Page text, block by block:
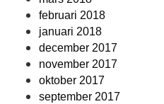
februari 2018
januari 2018
december 2017
november 2017
oktober 2017
september 2017